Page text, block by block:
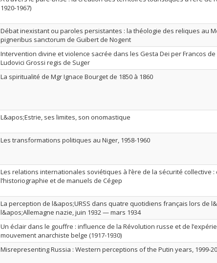
1920-1967)
Débat inexistant ou paroles persistantes : la théologie des reliques au
pigneribus sanctorum de Guibert de Nogent
Intervention divine et violence sacrée dans les Gesta Dei per Francos
Ludovici Grossi regis de Suger
La spiritualité de Mgr Ignace Bourget de 1850 à 1860
L&apos;Estrie, ses limites, son onomastique
Les transformations politiques au Niger, 1958-1960
Les relations internationales soviétiques à l’ère de la sécurité collective
l’historiographie et de manuels de Cégep
La perception de l&apos;URSS dans quatre quotidiens français lors de
l&apos;Allemagne nazie, juin 1932 — mars 1934
Un éclair dans le gouffre : influence de la Révolution russe et de
mouvement anarchiste belge (1917-1930)
Misrepresenting Russia : Western perceptions of the Putin years, 1999-